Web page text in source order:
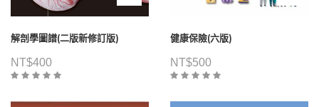
解剖學圖譜(二版新修訂版)
NT$400
健康保險(六版)
NT$500